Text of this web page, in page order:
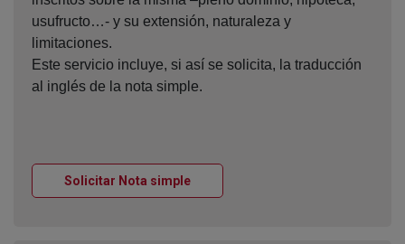
usufructo…- y su extensión, naturaleza y
limitaciones.
Este servicio incluye, si así se solicita, la traducción
al inglés de la nota simple.
Solicitar Nota simpleVentana nueva